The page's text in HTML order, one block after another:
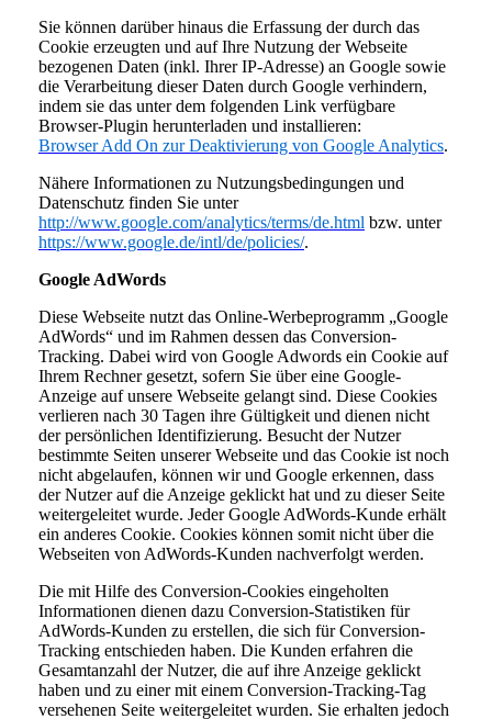
Sie können darüber hinaus die Erfassung der durch das
Cookie erzeugten und auf Ihre Nutzung der Webseite
bezogenen Daten (inkl. Ihrer IP-Adresse) an Google sowie
die Verarbeitung dieser Daten durch Google verhindern,
indem sie das unter dem folgenden Link verfügbare
Browser-Plugin herunterladen und installieren:
Browser Add On zur Deaktivierung von Google Analytics.
Nähere Informationen zu Nutzungsbedingungen und
Datenschutz finden Sie unter
http://www.google.com/analytics/terms/de.html bzw. unter
https://www.google.de/intl/de/policies/.
Google AdWords
Diese Webseite nutzt das Online-Werbeprogramm „Google
AdWords“ und im Rahmen dessen das Conversion-
Tracking. Dabei wird von Google Adwords ein Cookie auf
Ihrem Rechner gesetzt, sofern Sie über eine Google-
Anzeige auf unsere Webseite gelangt sind. Diese Cookies
verlieren nach 30 Tagen ihre Gültigkeit und dienen nicht
der persönlichen Identifizierung. Besucht der Nutzer
bestimmte Seiten unserer Webseite und das Cookie ist noch
nicht abgelaufen, können wir und Google erkennen, dass
der Nutzer auf die Anzeige geklickt hat und zu dieser Seite
weitergeleitet wurde. Jeder Google AdWords-Kunde erhält
ein anderes Cookie. Cookies können somit nicht über die
Webseiten von AdWords-Kunden nachverfolgt werden.
Die mit Hilfe des Conversion-Cookies eingeholten
Informationen dienen dazu Conversion-Statistiken für
AdWords-Kunden zu erstellen, die sich für Conversion-
Tracking entschieden haben. Die Kunden erfahren die
Gesamtanzahl der Nutzer, die auf ihre Anzeige geklickt
haben und zu einer mit einem Conversion-Tracking-Tag
versehenen Seite weitergeleitet wurden. Sie erhalten jedoch